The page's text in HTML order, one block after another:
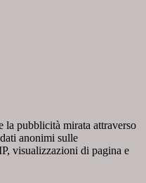
la pubblicità mirata attraverso
anonimi sulle
visualizzazioni di pagina e